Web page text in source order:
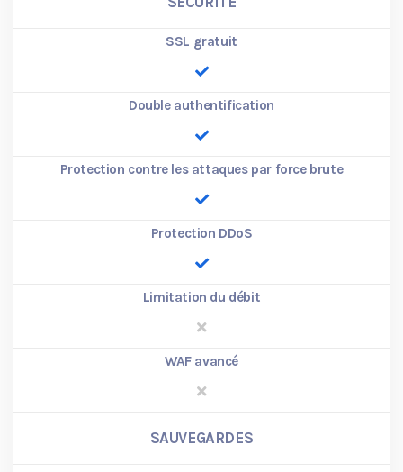
SSL gratuit
Double authentification
Protection contre les attaques par force brute
Protection DDoS
Limitation du débit
WAF avancé
SAUVEGARDES